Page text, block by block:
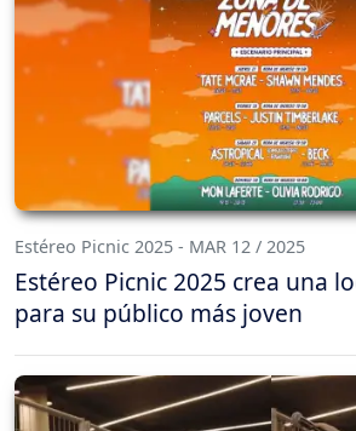
Estéreo Picnic 2025 - MAR 12 / 2025
Estéreo Picnic 2025 crea una
para su público más joven